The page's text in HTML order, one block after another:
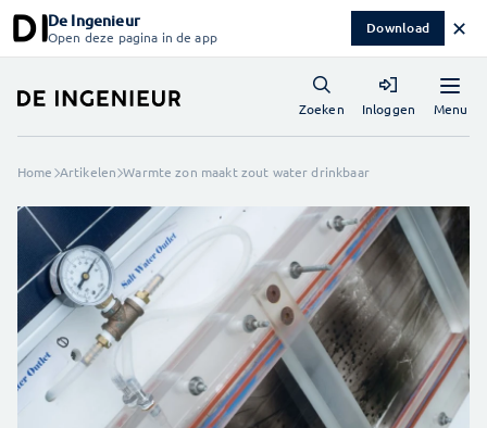
De Ingenieur
Open deze pagina in de app Download ✕
Menu
Zoeken Inloggen
Home Artikelen Warmte zon maakt zout water drinkbaar